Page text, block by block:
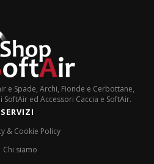
e Spade, Archi, Fionde e Cerbottane,
ed Accessori Caccia e SoftAir.
SERVIZI
& Cookie Policy
Chi siamo